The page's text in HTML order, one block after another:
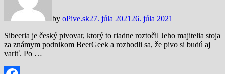
by oPive.sk27. júla 2021 26. júla 2021
Sibeeria je český pivovar, ktorý to riadne roztočil Jeho majitelia stoja
za známym podnikom BeerGeek a rozhodli sa, že pivo si budú aj
variť. Po …